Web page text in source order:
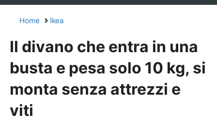
Home Ikea
Il divano che entra in una
busta e pesa solo 10 kg, si
monta senza attrezzi e
viti